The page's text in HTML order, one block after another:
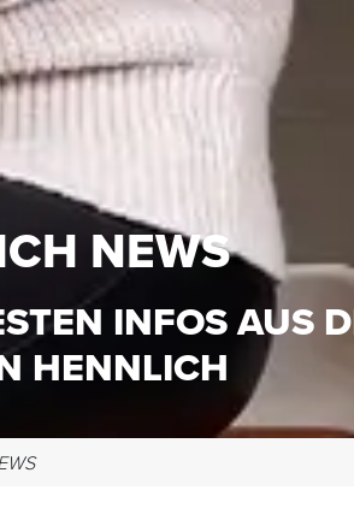
NEWS
INFOS AUS
HENNLICH